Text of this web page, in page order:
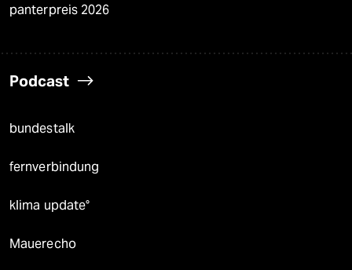
panterpreis 2026
Podcast
bundestalk
fernverbindung
klima update°
Mauerecho